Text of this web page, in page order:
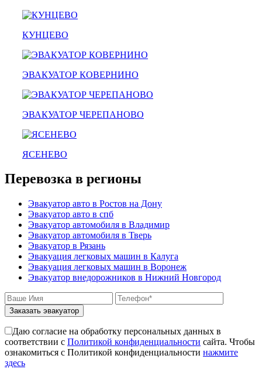
эвакуатор эвакуатор огуднево - климовск
александров
домодедовская
зарайск
лесной городок
рублевское шоссе
красноармейск
выхино
КУНЦЕВО
ЭВАКУАТОР КОВЕРНИНО
ЭВАКУАТОР ЧЕРЕПАНОВО
ЯСЕНЕВО
Перевозка в регионы
Эвакуатор авто в Ростов на Дону
Эвакуатор авто в спб
Эвакуатор автомобиля в Владимир
Эвакуатор автомобиля в Тверь
Эвакуатор в Рязань
Эвакуация легковых машин в Калуга
Эвакуация легковых машин в Воронеж
Эвакуатор внедорожников в Нижний Новгород
Заказать эвакуатор
Даю согласие на обработку персональных данных в
соответствии с Политикой конфиденциальности сайта. Чтобы
ознакомиться с Политикой конфиденциальности нажмите
здесь